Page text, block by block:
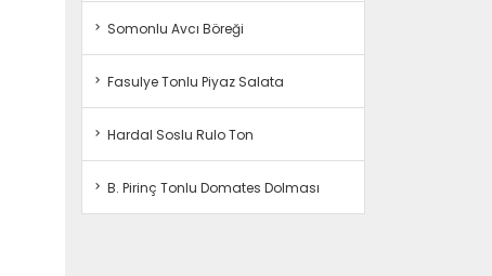
Somonlu Avcı Böreği
Fasulye Tonlu Piyaz Salata
Hardal Soslu Rulo Ton
B. Pirinç Tonlu Domates Dolması